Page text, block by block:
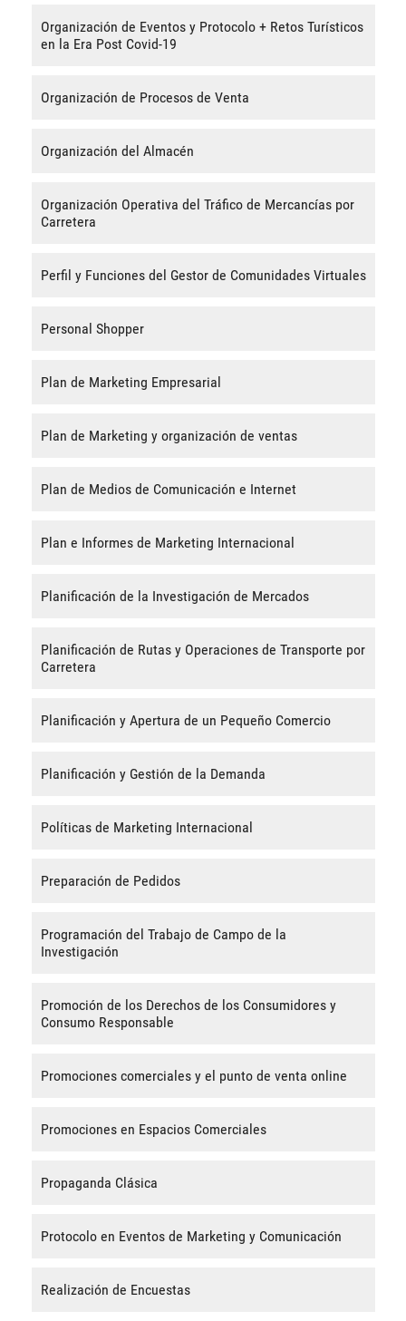
Organización de Eventos y Protocolo + Retos Turísticos
en la Era Post Covid-19
Organización de Procesos de Venta
Organización del Almacén
Organización Operativa del Tráfico de Mercancías por
Carretera
Perfil y Funciones del Gestor de Comunidades Virtuales
Personal Shopper
Plan de Marketing Empresarial
Plan de Marketing y organización de ventas
Plan de Medios de Comunicación e Internet
Plan e Informes de Marketing Internacional
Planificación de la Investigación de Mercados
Planificación de Rutas y Operaciones de Transporte por
Carretera
Planificación y Apertura de un Pequeño Comercio
Planificación y Gestión de la Demanda
Políticas de Marketing Internacional
Preparación de Pedidos
Programación del Trabajo de Campo de la
Investigación
Promoción de los Derechos de los Consumidores y
Consumo Responsable
Promociones comerciales y el punto de venta online
Promociones en Espacios Comerciales
Propaganda Clásica
Protocolo en Eventos de Marketing y Comunicación
Realización de Encuestas